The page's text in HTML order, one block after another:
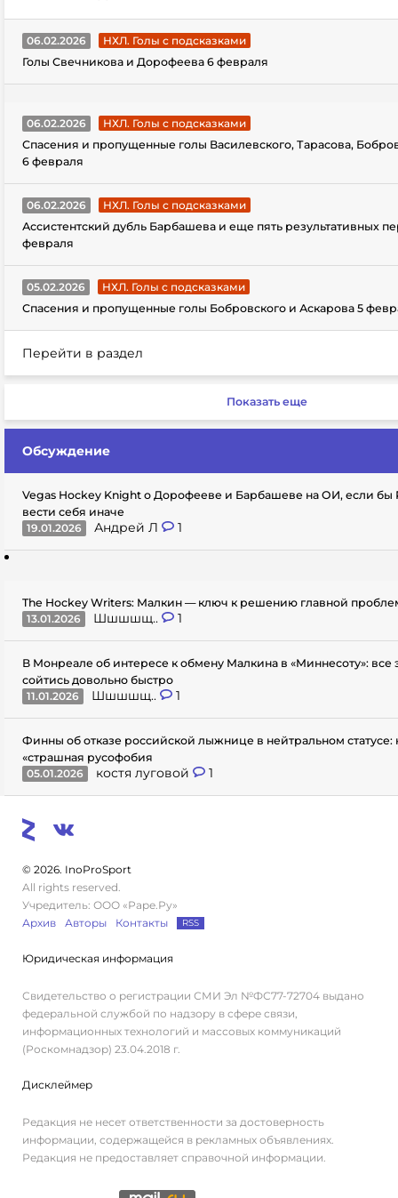
06.02.2026
НХЛ. Голы с подсказками
Голы Свечникова и Дорофеева 6 февраля
06.02.2026
НХЛ. Голы с подсказками
Спасения и пропущенные голы Василевского, Тарасова,
6 февраля
06.02.2026
НХЛ. Голы с подсказками
Ассистентский дубль Барбашева и еще пять результативных
февраля
05.02.2026
НХЛ. Голы с подсказками
Спасения и пропущенные голы Бобровского и Аскарова 5
Перейти в раздел
Показать еще
Обсуждение
Vegas Hockey Knight о Дорофееве и Барбашеве на ОИ, если бы
вести себя иначе
19.01.2026
Андрей Л 1
The Hockey Writers: Малкин — ключ к решению главной
13.01.2026
Шшшшщ.. 1
В Монреале об интересе к обмену Малкина в «Миннесоту»: все
сойтись довольно быстро
11.01.2026
Шшшшщ.. 1
Финны об отказе российской лыжнице в нейтральном статусе:
«страшная русофобия
05.01.2026
костя луговой 1
© 2026. InoProSport
All rights reserved.
Учредитель: ООО «Раре.Ру»
Архив
Авторы Контакты RSS
Юридическая информация
Свидетельство о регистрации СМИ Эл №ФС77-72704 выдано
федеральной службой по надзору в сфере связи,
информационных технологий и массовых коммуникаций
(Роскомнадзор) 23.04.2018 г.
Дисклеймер
Редакция не несет ответственности за достоверность
информации, содержащейся в рекламных объявлениях.
Редакция не предоставляет справочной информации.